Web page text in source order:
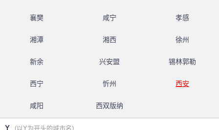
襄樊 咸宁 孝感
湘潭 湘西 徐州
新余 兴安盟 锡林郭勒
西宁 忻州 西安
咸阳 西双版纳
Y (以Y为开头的城市名)